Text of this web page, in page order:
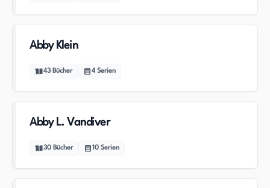
Abby Klein
43 Bücher 4 Serien
Abby L. Vandiver
30 Bücher 10 Serien